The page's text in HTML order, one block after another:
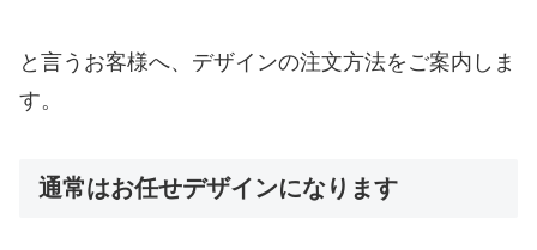
と言うお客様へ、デザインの注文方法をご案内しま
す。
通常はお任せデザインになります